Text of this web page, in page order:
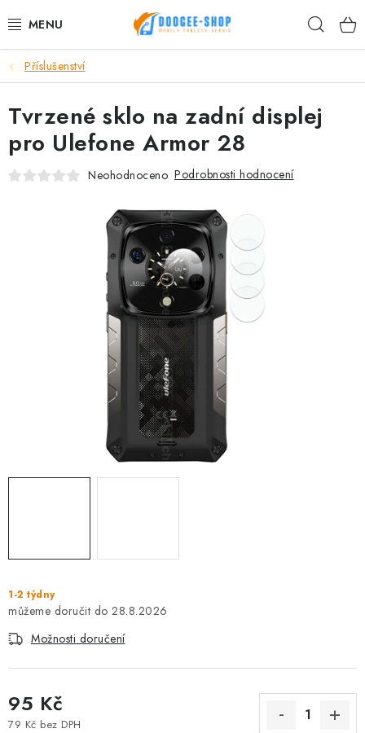
na
MOBILNÍ TELEFONY
TABLET PC
PŘÍSLUŠENSTVÍ DOOGEE
Proč nakupovat u nás Hodnocení obchodu
Vrácení zboží Obchodní podmínky
Příslušenství
1-2 týdny
28.8.2026
Možnosti doručení
95 Kč
79 Kč bez DPH
Tvrzené sklo na zadní displej
pro Ulefone Armor 28
Neohodnoceno Podrobnosti hodnocení